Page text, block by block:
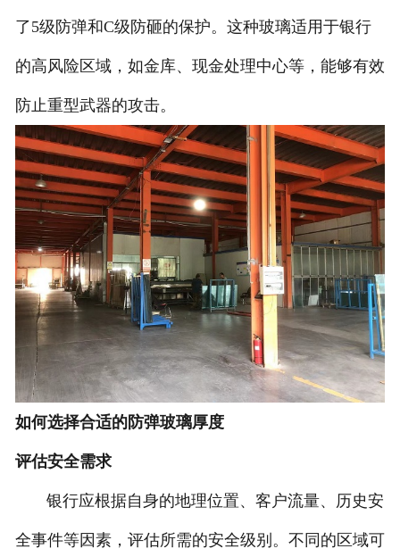
了5级防弹和C级防砸的保护。这种玻璃适用于银行
的高风险区域，如金库、现金处理中心等，能够有效
防止重型武器的攻击。
如何选择合适的防弹玻璃厚度
评估安全需求
银行应根据自身的地理位置、客户流量、历史安
全事件等因素，评估所需的安全级别。不同的区域可